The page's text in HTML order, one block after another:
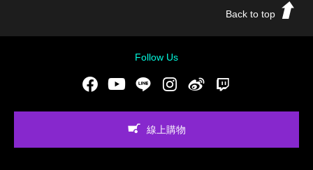
Back to top
Follow Us
FacebookYoutubeLINE Instgram新浪微博
線上購物